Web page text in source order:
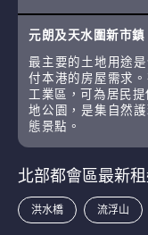
元朗及天水圍新市鎮
最主要的土地用途
付本港的房屋需求
工業區，可為居民
地公園，是集自然
態景點。
北部都會區最新
洪水橋 流浮山